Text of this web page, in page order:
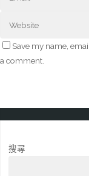
Save my name,
a comment.
搜尋